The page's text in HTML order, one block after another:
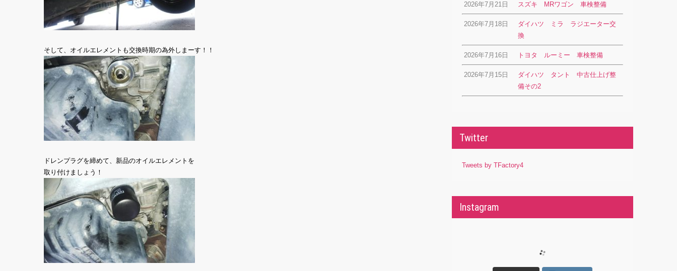
そして、オイルエレメントも交換時期の為外しまーす！！
ドレンプラグを締めて、新品のオイルエレメントを
取り付けましょう！
2026年7月21日 スズキ MRワゴン 車検整備
2026年7月18日
ダイハツ ミラ ラジエーター交
換
2026年7月16日 トヨタ ルーミー 車検整備
2026年7月15日
ダイハツ タント 中古仕上げ整
備その2
Twitter
Tweets by TFactory4
Instagram